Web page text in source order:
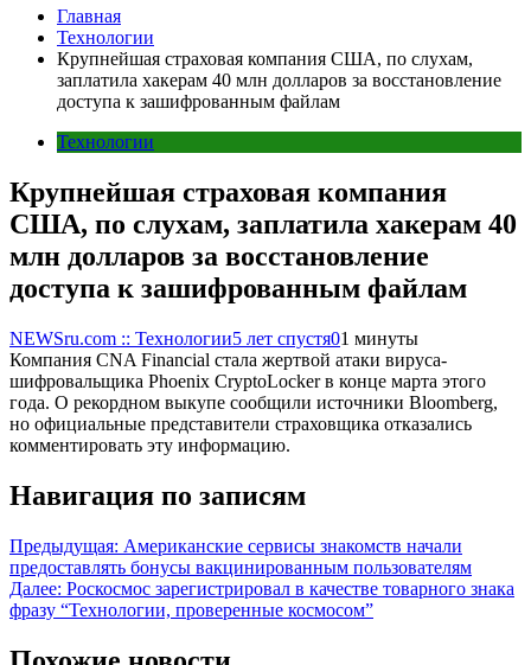
Главная
Технологии
Крупнейшая страховая компания США, по слухам,
заплатила хакерам 40 млн долларов за восстановление
доступа к зашифрованным файлам
Технологии
Крупнейшая страховая компания
США, по слухам, заплатила хакерам 40
млн долларов за восстановление
доступа к зашифрованным файлам
NEWSru.com :: Технологии5 лет спустя01 минуты
Компания CNA Financial стала жертвой атаки вируса-
шифровальщика Phoenix CryptoLocker в конце марта этого
года. О рекордном выкупе сообщили источники Bloomberg,
но официальные представители страховщика отказались
комментировать эту информацию.
Навигация по записям
Предыдущая: Американские сервисы знакомств начали
предоставлять бонусы вакцинированным пользователям
Далее: Роскосмос зарегистрировал в качестве товарного знака
фразу “Технологии, проверенные космосом”